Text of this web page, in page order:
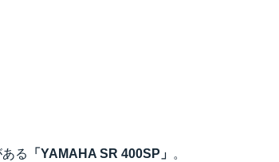
る 「YAMAHA SR 400SP」 。